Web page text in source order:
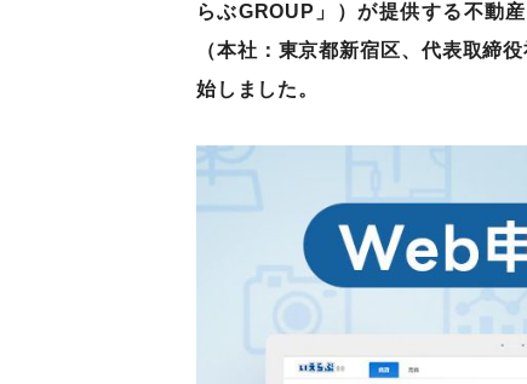
らぶGROUP」）が提供する不動
（本社：東京都新宿区、代表取締
始しました。